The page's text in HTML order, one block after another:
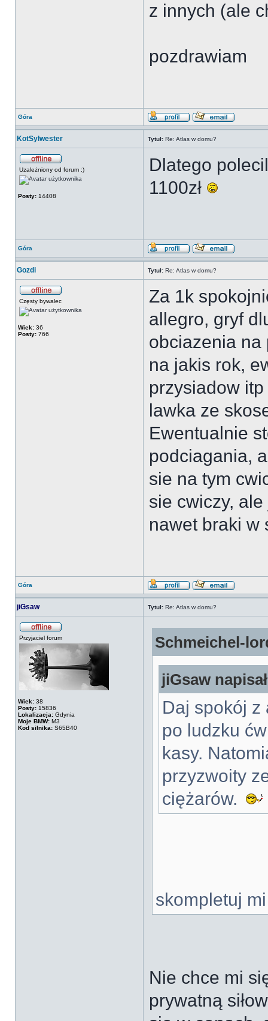
z innych (ale
pozdrawiam
Góra
KotSylwester Tytuł: Re: Atlas w domu?
Uzależniony od forum :)
Posty: 14408
Dlatego
1100zł
Góra
Gozdi Tytuł: Re: Atlas w domu?
Częsty bywalec
Wiek: 36
Posty: 766
Za 1k
allegro, gryf
obciazenia na
na jakis rok,
przysiadow
lawka ze
Ewentualnie
podciagania,
sie na tym
sie cwiczy,
nawet braki w
Góra
jiGsaw Tytuł: Re: Atlas w domu?
Przyjaciel forum
Wiek: 38
Posty: 15836
Lokalizacja: Gdynia
Moje BMW: M3
Kod silnika: S65B40
Schmeichel-
jiGsaw
Daj spokój z
po ludzku
kasy.
przyzwoity
ciężarów.
skompletuj
Nie chce mi
prywatną